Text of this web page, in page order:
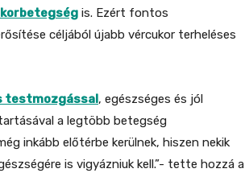
is. Ezért fontos
céljából újabb vércukor terheléses
testmozgással, egészséges és jól
a legtöbb betegség
inkább előtérbe kerülnek, hiszen nekik
is vigyázniuk kell.”- tette hozzá a